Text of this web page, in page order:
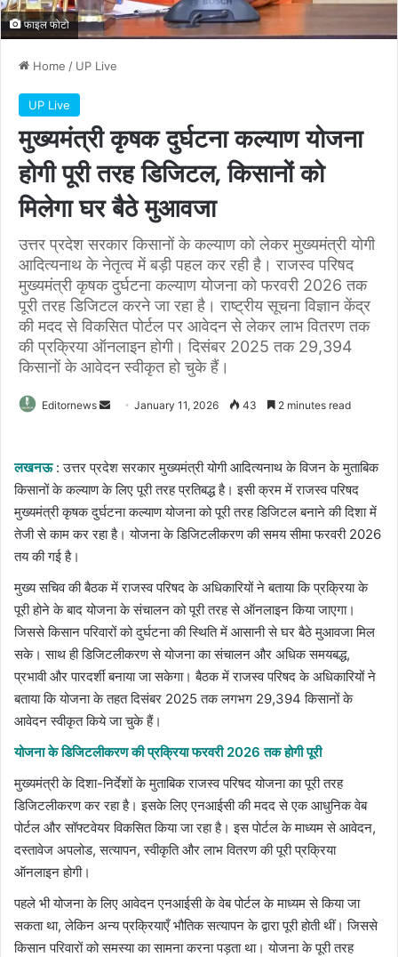
फाइल फोटो
Home / UP Live
UP Live
मुख्यमंत्री कृषक दुर्घटना कल्याण योजना
होगी पूरी तरह डिजिटल, किसानों को
मिलेगा घर बैठे मुआवजा
उत्तर प्रदेश सरकार किसानों के कल्याण को लेकर मुख्यमंत्री योगी
आदित्यनाथ के नेतृत्व में बड़ी पहल कर रही है। राजस्व परिषद
मुख्यमंत्री कृषक दुर्घटना कल्याण योजना को फरवरी 2026 तक
पूरी तरह डिजिटल करने जा रहा है। राष्ट्रीय सूचना विज्ञान केंद्र
की मदद से विकसित पोर्टल पर आवेदन से लेकर लाभ वितरण तक
की प्रक्रिया ऑनलाइन होगी। दिसंबर 2025 तक 29,394
किसानों के आवेदन स्वीकृत हो चुके हैं।
Editornews
Send January 11, 2026 43 2 minutes read
लखनऊ : उत्तर प्रदेश सरकार मुख्यमंत्री योगी आदित्यनाथ के विजन के मुताबिक
किसानों के कल्याण के लिए पूरी तरह प्रतिबद्ध है। इसी क्रम में राजस्व परिषद
मुख्यमंत्री कृषक दुर्घटना कल्याण योजना को पूरी तरह डिजिटल बनाने की दिशा में
तेजी से काम कर रहा है। योजना के डिजिटलीकरण की समय सीमा फरवरी 2026
तय की गई है।
मुख्य सचिव की बैठक में राजस्व परिषद के अधिकारियों ने बताया कि प्रक्रिया के
पूरी होने के बाद योजना के संचालन को पूरी तरह से ऑनलाइन किया जाएगा।
जिससे किसान परिवारों को दुर्घटना की स्थिति में आसानी से घर बैठे मुआवजा मिल
सके। साथ ही डिजिटलीकरण से योजना का संचालन और अधिक समयबद्ध,
प्रभावी और पारदर्शी बनाया जा सकेगा। बैठक में राजस्व परिषद के अधिकारियों ने
बताया कि योजना के तहत दिसंबर 2025 तक लगभग 29,394 किसानों के
आवेदन स्वीकृत किये जा चुके हैं।
योजना के डिजिटलीकरण की प्रक्रिया फरवरी 2026 तक होगी पूरी
मुख्यमंत्री के दिशा-निर्देशों के मुताबिक राजस्व परिषद योजना का पूरी तरह
डिजिटलीकरण कर रहा है। इसके लिए एनआईसी की मदद से एक आधुनिक वेब
पोर्टल और सॉफ्टवेयर विकसित किया जा रहा है। इस पोर्टल के माध्यम से आवेदन,
दस्तावेज अपलोड, सत्यापन, स्वीकृति और लाभ वितरण की पूरी प्रक्रिया
ऑनलाइन होगी।
पहले भी योजना के लिए आवेदन एनआईसी के वेब पोर्टल के माध्यम से किया जा
सकता था, लेकिन अन्य प्रक्रियाएँ भौतिक सत्यापन के द्वारा पूरी होती थीं। जिससे
किसान परिवारों को समस्या का सामना करना पड़ता था। योजना के पूरी तरह